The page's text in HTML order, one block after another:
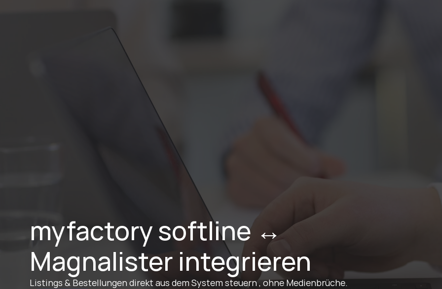
myfactory softline ↔
Magnalister integrieren
Listings & Bestellungen direkt aus dem System steuern , ohne Medienbrüche.